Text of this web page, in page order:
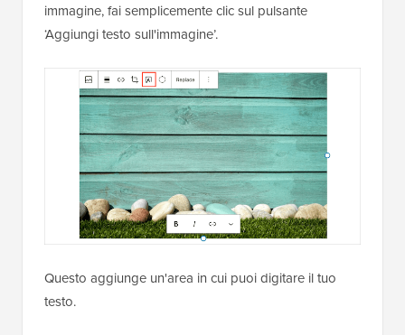
immagine, fai semplicemente clic sul pulsante
‘Aggiungi testo sull'immagine’.
Questo aggiunge un'area in cui puoi digitare il tuo
testo.